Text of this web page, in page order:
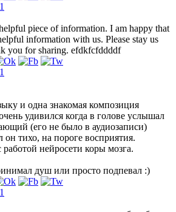
piece of information. I am happy that
information with us. Please stay us
you for sharing. efdkfcfddddf
и одна знакомая композиция
удивился когда в голове услышал
(его не было в аудиозаписи)
он тихо, на пороге восприятия.
нейросети коры мозга.
душ или просто подпевал :)